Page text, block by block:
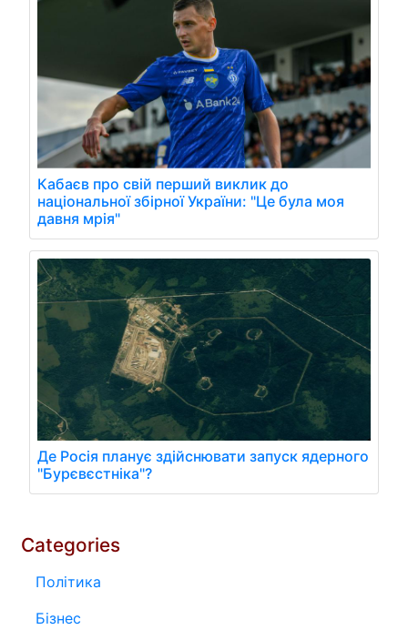
Кабаєв про свій перший виклик до
національної збірної України: "Це була моя
давня мрія"
Де Росія планує здійснювати запуск ядерного
"Бурєвєстніка"?
Categories
Політика
Бізнес